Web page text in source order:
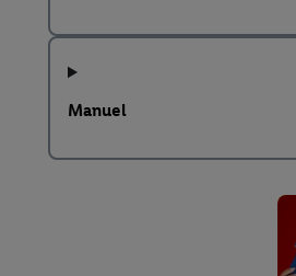
Manuel